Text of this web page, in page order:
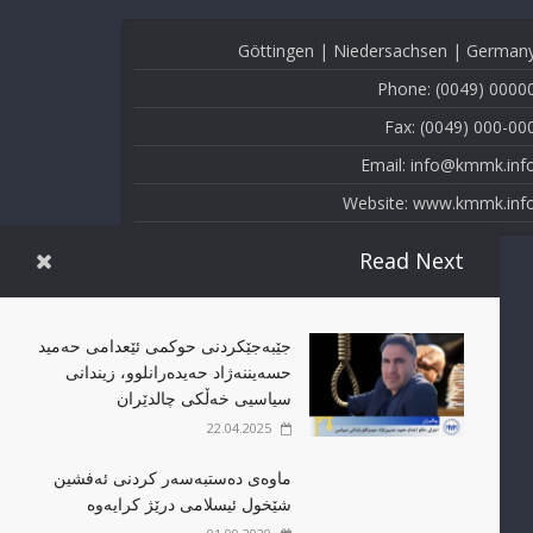
Göttingen | Niedersachsen |
Phone: (0049)
Fax: (0049) 000-
Email:
Website:
Read Next
جێبەجێکردنی حوکمی ئێعدامی حەمید
حسەیننەژاد حەیدەرانلوو، زیندانی
سیاسیی خەڵکی چالدێران
22.04.2025
ماوەی دەستبەسەر کردنی ئەفشین
شێخول ئیسلامی درێژ کرایەوە